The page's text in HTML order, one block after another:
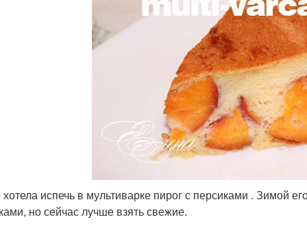
испечь в мультиварке пирог с персиками . Зимой
но сейчас лучше взять свежие.